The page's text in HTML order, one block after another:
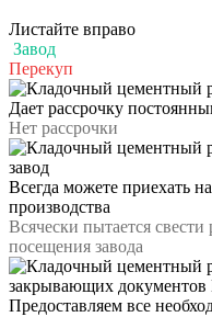
Листайте вправо
Завод
Перекуп
Дает рассрочку
Нет рассрочки
завод
Всегда можете приехать
производства
Всячески пытается
посещения завода
закрывающих
Предоставляем все